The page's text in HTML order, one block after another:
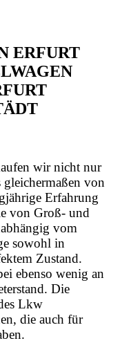
ERFURT
wir nicht nur
von
Erfahrung
von Groß- und
vom
sowohl in
Zustand.
ebenso wenig an
Die
Lkw
die auch für